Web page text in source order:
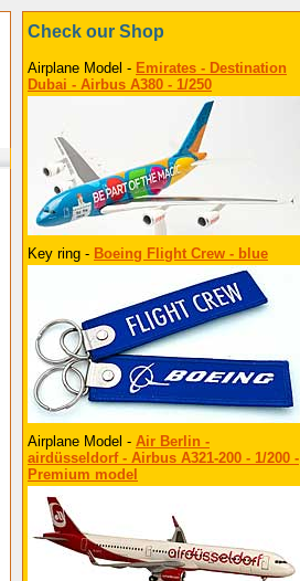
Check our Shop
Airplane Model - Emirates - Destination
Dubai - Airbus A380 - 1/250
Key ring - Boeing Flight Crew - blue
Airplane Model - Air Berlin -
airdüsseldorf - Airbus A321-200 - 1/200 -
Premium model